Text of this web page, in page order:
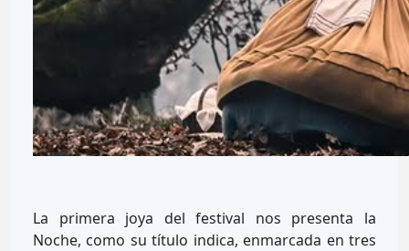
La primera joya del festival nos presenta la
Noche, como su título indica, enmarcada en tres